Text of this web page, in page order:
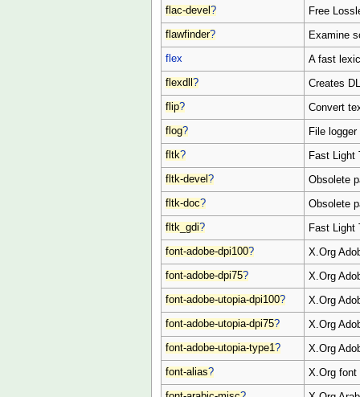
flac-devel? Free
flawfinder? Examine
flex A fast
flexdll? Creates
flip? Convert
flog? File
fltk? Fast Light
fltk-devel? Obsolete
fltk-doc? Obsolete
fltk_gdi? Fast Light
font-adobe-dpi100? X.Org
font-adobe-dpi75? X.Org
font-adobe-utopia-dpi100? X.Org
font-adobe-utopia-dpi75? X.Org
font-adobe-utopia-type1? X.Org
font-alias? X.Org font